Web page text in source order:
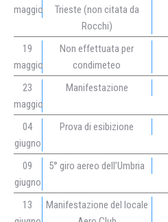
maggio
Trieste (non citata da
Rocchi)
19
maggio
Non effettuata per
condimeteo
23
maggio
Manifestazione
04
giugno
Prova di esibizione
09
giugno
5° giro aereo dell’Umbria
13
Manifestazione del locale